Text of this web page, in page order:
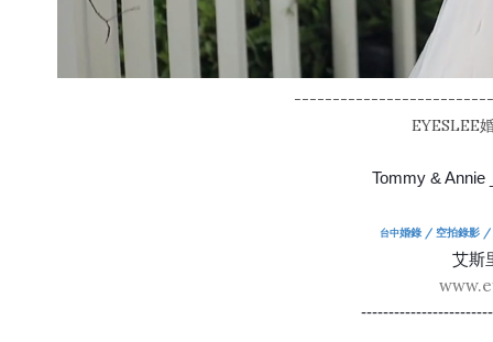
EYESLEE
Tommy &
台中婚錄 / 空拍錄影 /
艾斯